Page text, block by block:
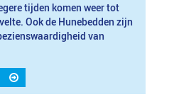
tijden komen weer tot
Ook de Hunebedden zijn
van